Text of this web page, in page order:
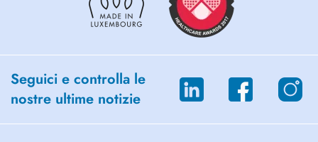
Seguici e controlla le
nostre ultime notizie